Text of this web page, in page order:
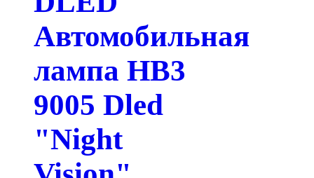
Автомобильная
лампа HB3
9005 Dled
"Night